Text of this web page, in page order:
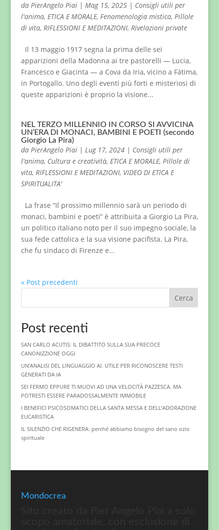
da PierAngelo Piai| Mag 15, 2025| Consigli utili per
l'anima, ETICA E MORALE, Fenomenologia mistica, Pillole
di vita, RIFLESSIONI E MEDITAZIONI, Rivelazioni private
Il 13 maggio 1917 segna la prima delle sei
apparizioni della Madonna ai tre pastorelli — Lucia,
Francesco e Giacinta — a Cova da Iria, vicino a Fátima,
in Portogallo. Uno degli eventi più forti e misteriosi di
queste apparizioni è proprio la visione...
NEL TERZO MILLENNIO IN CORSO SI AVVICINA
UN’ERA DI MONACI, BAMBINI E POETI (secondo
Giorgio La Pira)
da PierAngelo Piai| Lug 17, 2024| Consigli utili per
l'anima, Cultura e creatività, ETICA E MORALE, Pillole di
vita, RIFLESSIONI E MEDITAZIONI, VIDEO DI ETICA E
SPIRITUALITA'
La frase “Il prossimo millennio sarà un periodo di
monaci, bambini e poeti” è attribuita a Giorgio La Pira,
un politico italiano noto per il suo impegno sociale, la
sua fede cattolica e la sua visione pacifista. La Pira,
che fu sindaco di Firenze e...
« Post precedenti
Cerca
Post recenti
SAN CARLO ACUTIS: IL DIBATTITO SULLA SUA PRECOCE
CANONIZZIONE OGGI
UN’ANALISI DEL LINGUAGGIO AI. UTILE PER RICONOSCERE TESTI
GENERATI DA IA
SEI FERMO EPPURE TI MUOVI AD UNA VELOCITÀ PAZZESCA. MA
POTRESTI ESSERE PARADOSSALMENTE IMMOBILE
I BENEFICI PSICOSOMATICI DELLA SANTA MESSA E DELL’ADORAZIONE
EUCARISTICA
IL SILENZIO CHE RIGENERA: perché abbiamo bisogno del sano ozio
spirituale
Mondocrea